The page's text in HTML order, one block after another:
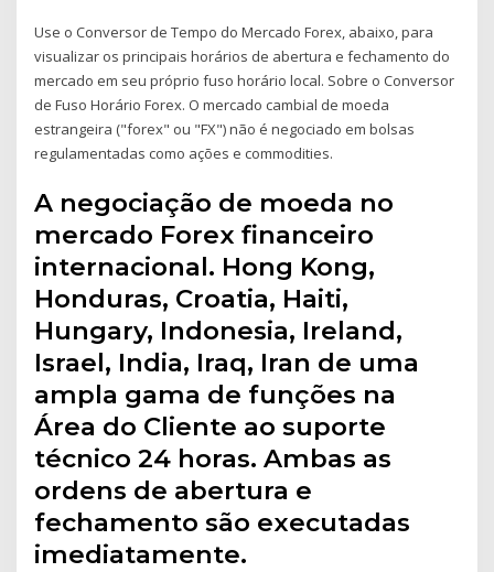
Use o Conversor de Tempo do Mercado Forex, abaixo, para
visualizar os principais horários de abertura e fechamento do
mercado em seu próprio fuso horário local. Sobre o Conversor
de Fuso Horário Forex. O mercado cambial de moeda
estrangeira ("forex" ou "FX") não é negociado em bolsas
regulamentadas como ações e commodities.
A negociação de moeda no
mercado Forex financeiro
internacional. Hong Kong,
Honduras, Croatia, Haiti,
Hungary, Indonesia, Ireland,
Israel, India, Iraq, Iran de uma
ampla gama de funções na
Área do Cliente ao suporte
técnico 24 horas. Ambas as
ordens de abertura e
fechamento são executadas
imediatamente.